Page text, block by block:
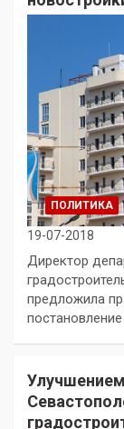
ПОЛИТИКА
19-07-2018
Директор
предложила